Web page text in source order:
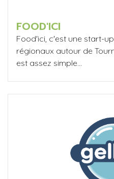
FOOD'ICI
Food'ici, c'est une start-
régionaux autour de
est assez simple...